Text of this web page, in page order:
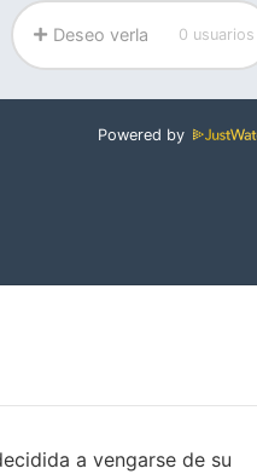
Deseo verla 0 usuarios
Powered by
a vengarse de su